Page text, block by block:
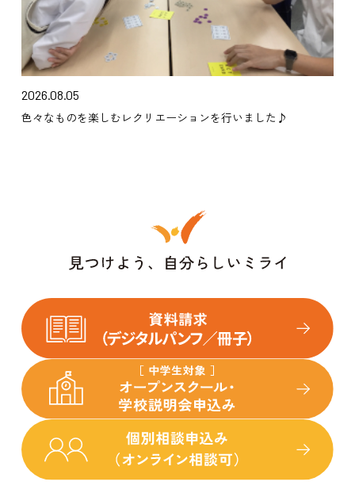
2026.08.05
色々なものを楽しむレクリエーションを行いました♪